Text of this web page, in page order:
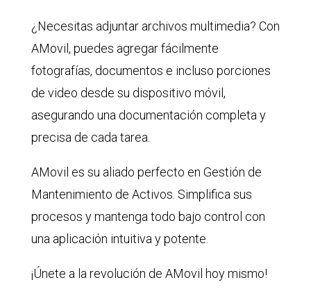
¿Necesitas adjuntar archivos multimedia? Con
AMovil, puedes agregar fácilmente
fotografías, documentos e incluso porciones
de video desde su dispositivo móvil,
asegurando una documentación completa y
precisa de cada tarea.
AMovil es su aliado perfecto en Gestión de
Mantenimiento de Activos. Simplifica sus
procesos y mantenga todo bajo control con
una aplicación intuitiva y potente.
¡Únete a la revolución de AMovil hoy mismo!